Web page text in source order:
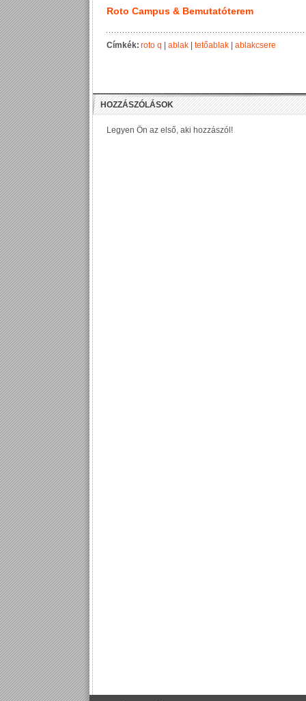
Roto Campus & Bemutatóterem
Címkék:roto q ablak tetőablak ablakcsere